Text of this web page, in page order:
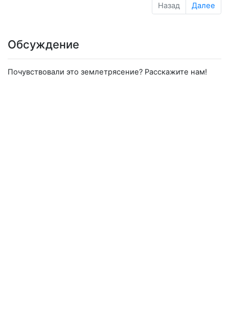
Назад Далее
Обсуждение
Почувствовали это землетрясение? Расскажите нам!